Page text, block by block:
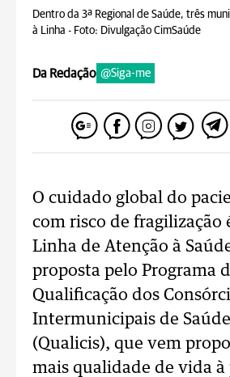
Dentro da 3ª Regional de Saúde, três
à Linha - Foto: Divulgação CimSaúde
Da Redação @Siga-me
O cuidado global do
com risco de fragilização
Linha de Atenção à
proposta pelo Programa
Qualificação dos
Intermunicipais de
(Qualicis), que vem
mais qualidade de vida à